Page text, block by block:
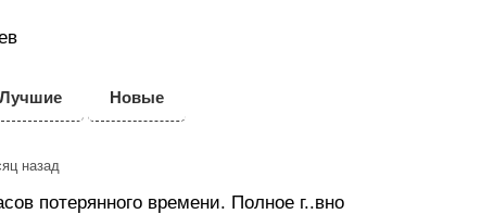
Лучшие Новые
назад
потерянного времени. Полное г..вно